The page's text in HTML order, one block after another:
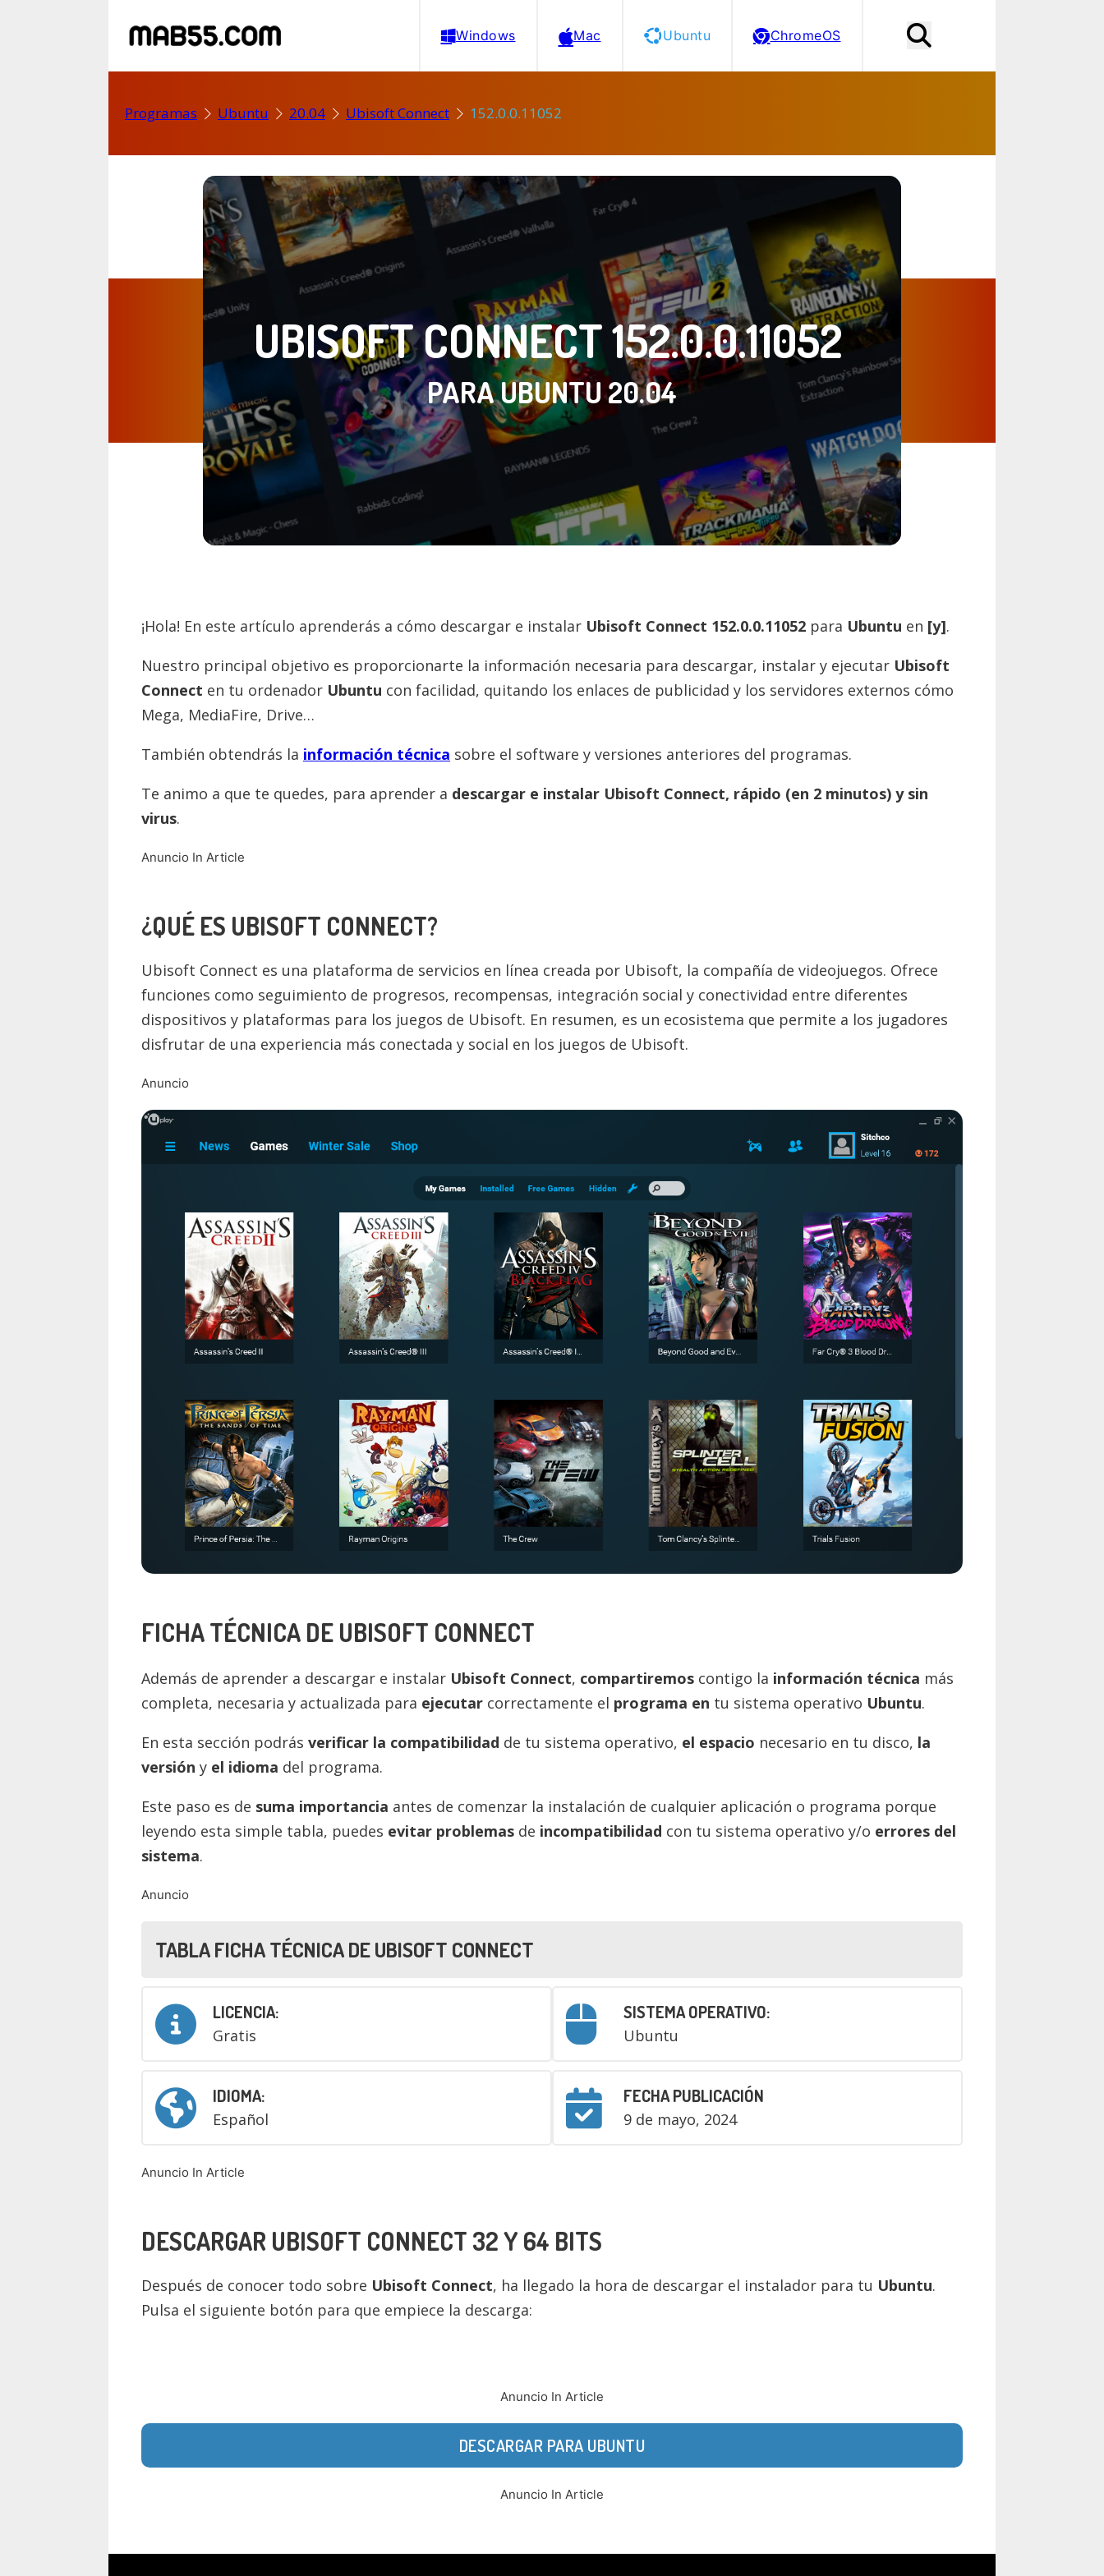
Windows Mac Ubuntu ChromeOS
Programas Ubuntu 20.04 Ubisoft Connect 152.0.0.11052
UBISOFT CONNECT 152.0.0.11052
PARA UBUNTU 20.04
¡Hola! En este artículo aprenderás a cómo descargar e instalar Ubisoft Connect 152.0.0.11052 para Ubuntu en [y].
Nuestro principal objetivo es proporcionarte la información necesaria para descargar, instalar y ejecutar Ubisoft
Connect en tu ordenador Ubuntu con facilidad, quitando los enlaces de publicidad y los servidores externos cómo
Mega, MediaFire, Drive…
También obtendrás la información técnica sobre el software y versiones anteriores del programas.
Te animo a que te quedes, para aprender a descargar e instalar Ubisoft Connect, rápido (en 2 minutos) y sin
virus.
Anuncio In Article
¿QUÉ ES UBISOFT CONNECT?
Ubisoft Connect es una plataforma de servicios en línea creada por Ubisoft, la compañía de videojuegos. Ofrece
funciones como seguimiento de progresos, recompensas, integración social y conectividad entre diferentes
dispositivos y plataformas para los juegos de Ubisoft. En resumen, es un ecosistema que permite a los jugadores
disfrutar de una experiencia más conectada y social en los juegos de Ubisoft.
Anuncio
FICHA TÉCNICA DE UBISOFT CONNECT
Además de aprender a descargar e instalar Ubisoft Connect, compartiremos contigo la información técnica más
completa, necesaria y actualizada para ejecutar correctamente el programa en tu sistema operativo Ubuntu.
En esta sección podrás verificar la compatibilidad de tu sistema operativo, el espacio necesario en tu disco, la
versión y el idioma del programa.
Este paso es de suma importancia antes de comenzar la instalación de cualquier aplicación o programa porque
leyendo esta simple tabla, puedes evitar problemas de incompatibilidad con tu sistema operativo y/o errores del
sistema.
Anuncio
TABLA FICHA TÉCNICA DEUBISOFT CONNECT
LICENCIA:
Gratis
SISTEMA OPERATIVO:
Ubuntu
IDIOMA:
Español
FECHA PUBLICACIÓN
9 de mayo, 2024
Anuncio In Article
DESCARGAR UBISOFT CONNECT 32 Y 64 BITS
Después de conocer todo sobre Ubisoft Connect, ha llegado la hora de descargar el instalador para tu Ubuntu.
Pulsa el siguiente botón para que empiece la descarga:
Anuncio In Article
DESCARGAR PARA UBUNTU
Anuncio In Article